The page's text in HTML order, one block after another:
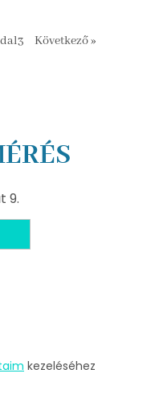
3 Következő »
9.
kezeléséhez